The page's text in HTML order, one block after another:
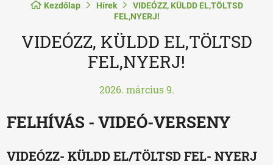
Kezdőlap Hírek
VIDEÓZZ, KÜLDD EL,TÖLTSD
FEL,NYERJ!
VIDEÓZZ, KÜLDD EL,TÖLTSD
FEL,NYERJ!
2026. március 9.
FELHÍVÁS - VIDEÓ-VERSENY
VIDEÓZZ- KÜLDD EL/TÖLTSD FEL- NYERJ